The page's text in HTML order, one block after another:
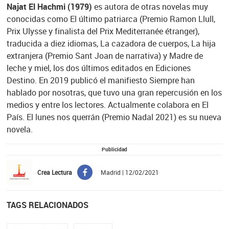
Najat El Hachmi (1979) es autora de otras novelas muy
conocidas como El último patriarca (Premio Ramon Llull,
Prix Ulysse y finalista del Prix Mediterranée étranger),
traducida a diez idiomas, La cazadora de cuerpos, La hija
extranjera (Premio Sant Joan de narrativa) y Madre de
leche y miel, los dos últimos editados en Ediciones
Destino. En 2019 publicó el manifiesto Siempre han
hablado por nosotras, que tuvo una gran repercusión en los
medios y entre los lectores. Actualmente colabora en El
País. El lunes nos querrán (Premio Nadal 2021) es su nueva
novela.
Publicidad
Crea Lectura Madrid | 12/02/2021
TAGS RELACIONADOS